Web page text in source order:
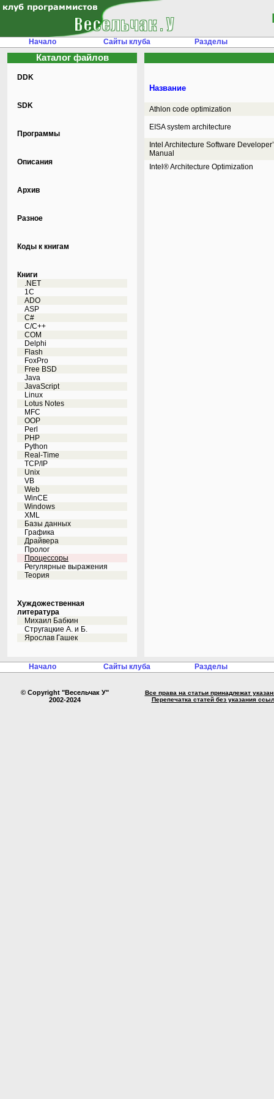
Начало Сайты клуба Разделы
Каталог файлов
DDK
SDK
Программы
Описания
Архив
Разное
Коды к книгам
Книги
.NET
1C
ADO
ASP
C#
C/C++
COM
Delphi
Flash
FoxPro
Free BSD
Java
JavaScript
Linux
Lotus Notes
MFC
OOP
Perl
PHP
Python
Real-Time
TCP/IP
Unix
VB
Web
WinCE
Windows
XML
Базы данных
Графика
Драйвера
Пролог
Процессоры
Регулярные выражения
Теория
Хуждожественная
литература
Михаил Бабкин
Стругацкие А. и Б.
Ярослав Гашек
Название
Athlon code optimization
EISA system architecture
Intel Architecture Software
Manual
Intel® Architecture Optimization
Начало Сайты клуба Разделы
© Copyright "Весельчак У"
2002-2024
Все права на статьи принадлежат
Перепечатка статей без указания